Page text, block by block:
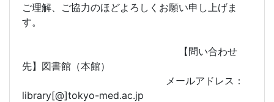
ご理解、ご協力のほどよろしくお願い申し上げま
す。
【問い合わせ
先】図書館（本館）
メールアドレス：
library[@]tokyo-med.ac.jp